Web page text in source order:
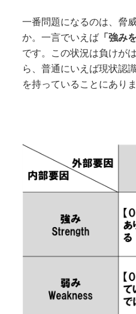
一番問題になるのは、脅
か。一言でいえば 「強み
です。この状況は負けが
ら、普通にいえば現状認
を持っていることにありま